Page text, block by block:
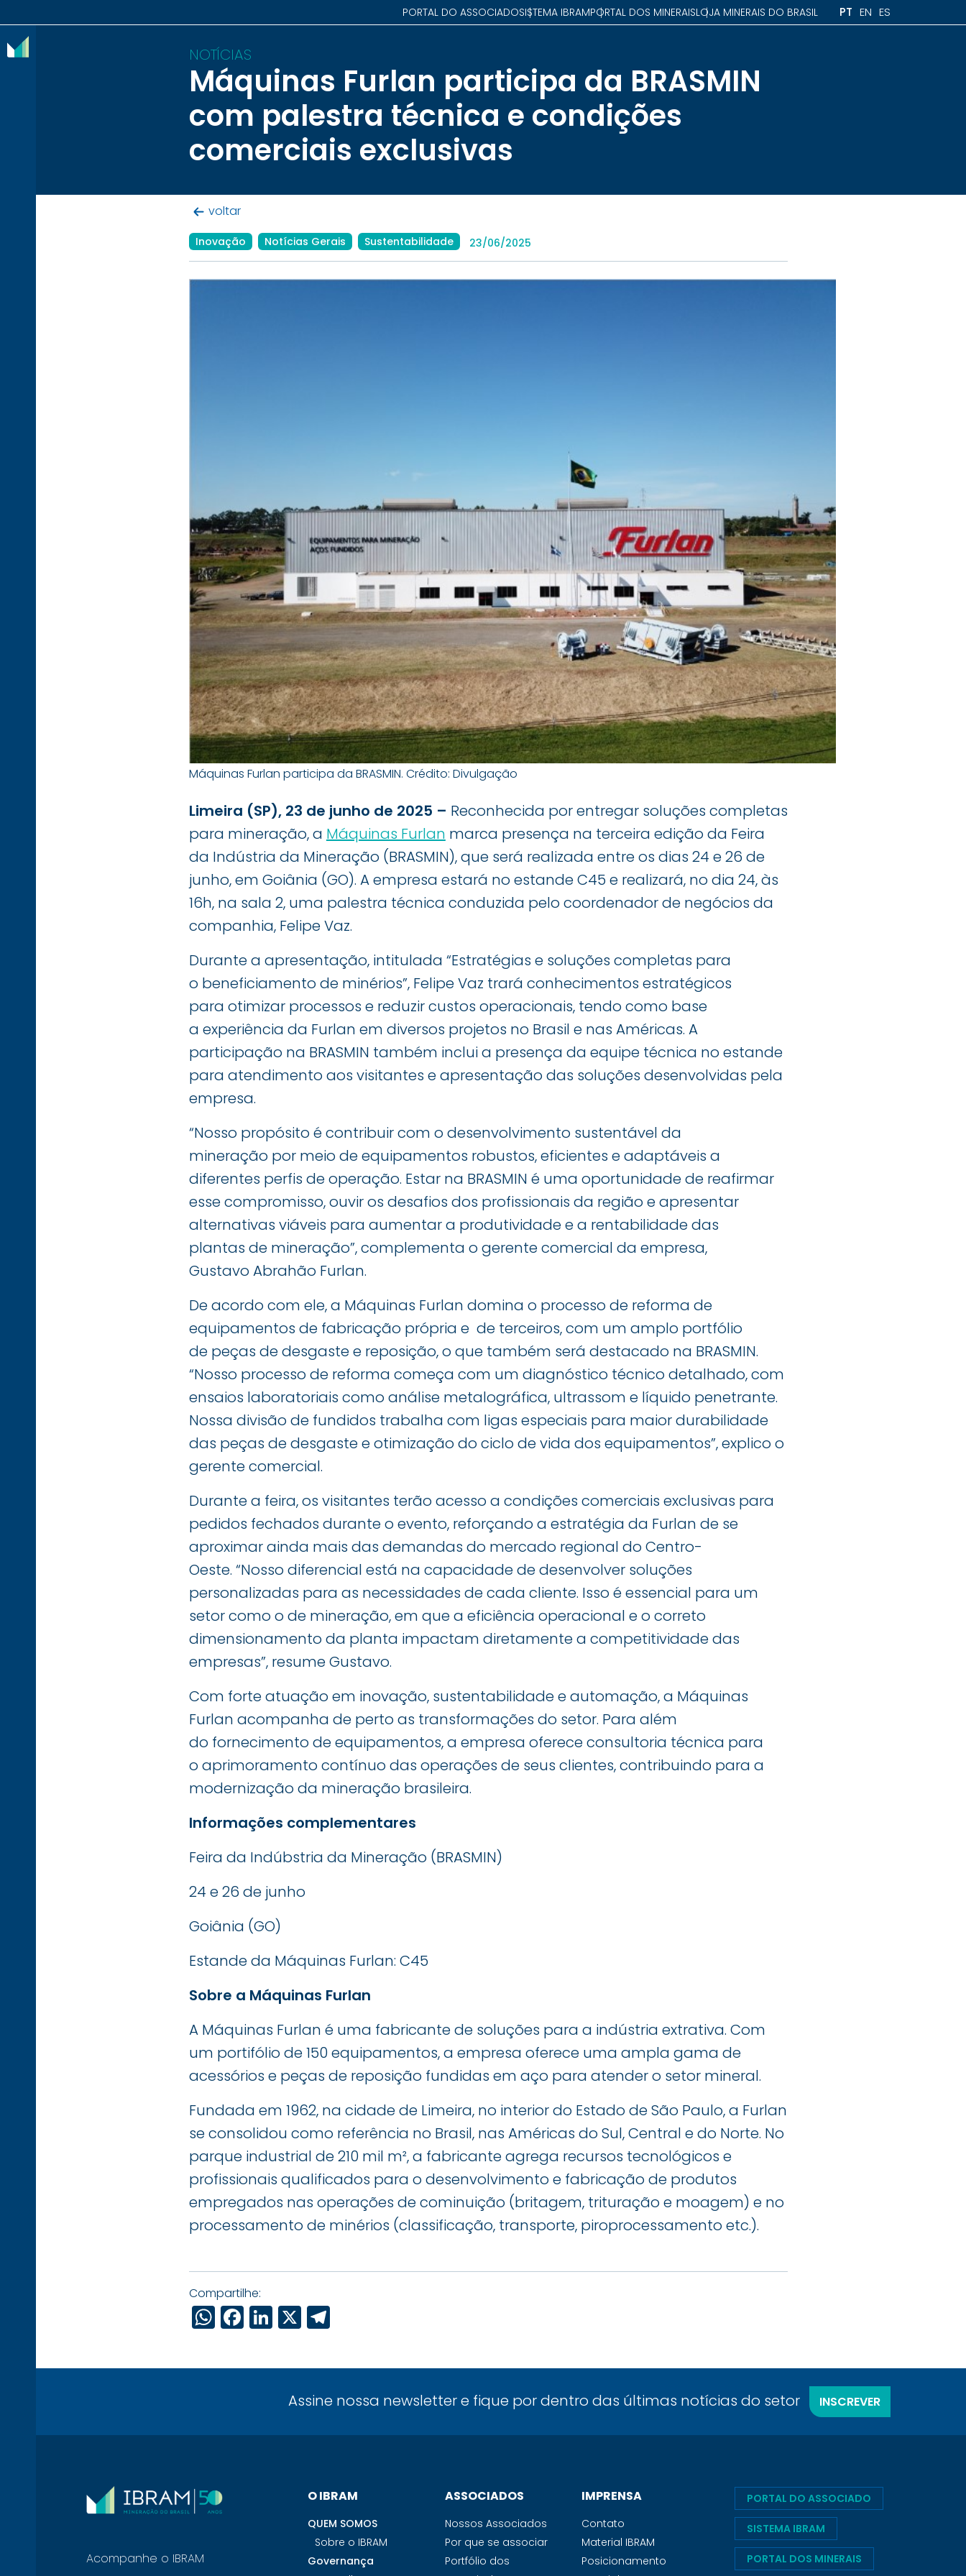
PORTAL DO ASSOCIADOSISTEMA IBRAMPORTAL DOS MINERAISLOJA MINERAIS DO BRASIL PT EN ES
NOTÍCIAS
Máquinas Furlan participa da BRASMIN
com palestra técnica e condições
comerciais exclusivas
voltar
Inovação Notícias Gerais Sustentabilidade 23/06/2025
Máquinas Furlan participa da BRASMIN. Crédito: Divulgação
Limeira (SP), 23 de junho de 2025 – Reconhecida por entregar soluções completas
para mineração, a Máquinas Furlan marca presença na terceira edição da Feira
da Indústria da Mineração (BRASMIN), que será realizada entre os dias 24 e 26 de
junho, em Goiânia (GO). A empresa estará no estande C45 e realizará, no dia 24, às
16h, na sala 2, uma palestra técnica conduzida pelo coordenador de negócios da
companhia, Felipe Vaz.
Durante a apresentação, intitulada “Estratégias e soluções completas para
o beneficiamento de minérios”, Felipe Vaz trará conhecimentos estratégicos
para otimizar processos e reduzir custos operacionais, tendo como base
a experiência da Furlan em diversos projetos no Brasil e nas Américas. A
participação na BRASMIN também inclui a presença da equipe técnica no estande
para atendimento aos visitantes e apresentação das soluções desenvolvidas pela
empresa.
“Nosso propósito é contribuir com o desenvolvimento sustentável da
mineração por meio de equipamentos robustos, eficientes e adaptáveis a
diferentes perfis de operação. Estar na BRASMIN é uma oportunidade de reafirmar
esse compromisso, ouvir os desafios dos profissionais da região e apresentar
alternativas viáveis para aumentar a produtividade e a rentabilidade das
plantas de mineração”, complementa o gerente comercial da empresa,
Gustavo Abrahão Furlan.
De acordo com ele, a Máquinas Furlan domina o processo de reforma de
equipamentos de fabricação própria e de terceiros, com um amplo portfólio
de peças de desgaste e reposição, o que também será destacado na BRASMIN.
“Nosso processo de reforma começa com um diagnóstico técnico detalhado, com
ensaios laboratoriais como análise metalográfica, ultrassom e líquido penetrante.
Nossa divisão de fundidos trabalha com ligas especiais para maior durabilidade
das peças de desgaste e otimização do ciclo de vida dos equipamentos”, explico o
gerente comercial.
Durante a feira, os visitantes terão acesso a condições comerciais exclusivas para
pedidos fechados durante o evento, reforçando a estratégia da Furlan de se
aproximar ainda mais das demandas do mercado regional do Centro-
Oeste. “Nosso diferencial está na capacidade de desenvolver soluções
personalizadas para as necessidades de cada cliente. Isso é essencial para um
setor como o de mineração, em que a eficiência operacional e o correto
dimensionamento da planta impactam diretamente a competitividade das
empresas”, resume Gustavo.
Com forte atuação em inovação, sustentabilidade e automação, a Máquinas
Furlan acompanha de perto as transformações do setor. Para além
do fornecimento de equipamentos, a empresa oferece consultoria técnica para
o aprimoramento contínuo das operações de seus clientes, contribuindo para a
modernização da mineração brasileira.
Informações complementares
Feira da Indúbstria da Mineração (BRASMIN)
24 e 26 de junho
Goiânia (GO)
Estande da Máquinas Furlan: C45
Sobre a Máquinas Furlan
A Máquinas Furlan é uma fabricante de soluções para a indústria extrativa. Com
um portifólio de 150 equipamentos, a empresa oferece uma ampla gama de
acessórios e peças de reposição fundidas em aço para atender o setor mineral.
Fundada em 1962, na cidade de Limeira, no interior do Estado de São Paulo, a Furlan
se consolidou como referência no Brasil, nas Américas do Sul, Central e do Norte. No
parque industrial de 210 mil m², a fabricante agrega recursos tecnológicos e
profissionais qualificados para o desenvolvimento e fabricação de produtos
empregados nas operações de cominuição (britagem, trituração e moagem) e no
processamento de minérios (classificação, transporte, piroprocessamento etc.).
Compartilhe:
WhatsApp
Facebook
LinkedIn
X Telegram
Assine nossa newsletter e fique por dentro das últimas notícias do setor INSCREVER
Acompanhe o IBRAM
O IBRAM
QUEM SOMOS
Sobre o IBRAM
Governança
ASSOCIADOS
Nossos Associados
Por que se associar
Portfólio dos
IMPRENSA
Contato
Material IBRAM
Posicionamento
PORTAL DO ASSOCIADO
SISTEMA IBRAM
PORTAL DOS MINERAIS